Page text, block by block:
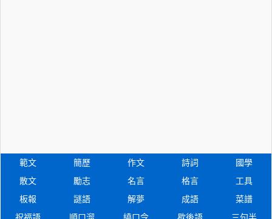
範文 簡歷 作文 詩詞
國學
散文
勵志 名言 格言
工具
板報
謎語 解夢 成語
菜譜